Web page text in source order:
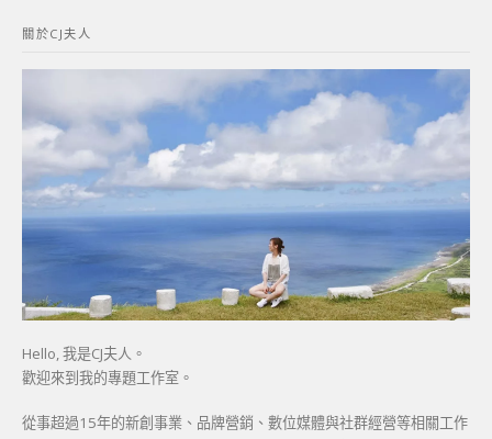
字:
關於CJ夫人
Hello, 我是CJ夫人。
歡迎來到我的專題工作室。
從事超過15年的新創事業、品牌營銷、數位媒體與社群經營等相關工作